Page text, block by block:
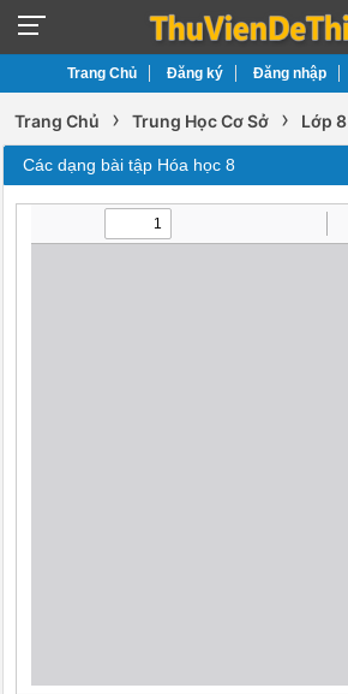
Trang Chủ Đăng ký Đăng nhập
Trang Chủ › Trung Học Cơ Sở › Lớp 8
Các dạng bài tập Hóa học 8